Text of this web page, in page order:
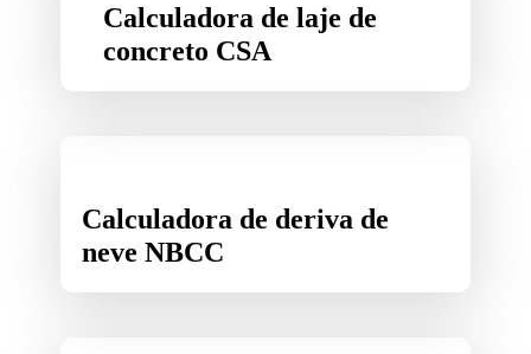
Calculadora de laje de
concreto CSA
Calculadora de deriva de
neve NBCC